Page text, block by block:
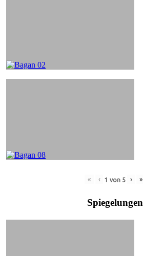
« ‹ 1 von 5 › »
Spiegelungen